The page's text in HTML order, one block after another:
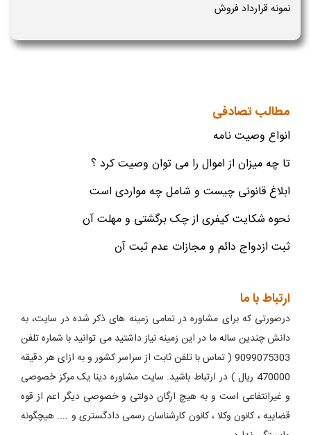
نمونه قرارداد فروش
مطالب تصادفی
انواع وصیت نامه
تا چه میزان از اموال را می توان وصیت کرد ؟
ابلاغ قانونی چیست و شامل چه مواردی است
نحوه شکایت کیفری از چک برگشتی و مهلت آن
ثبت ازدواج دائم و مجازات عدم ثبت آن
ارتباط با ما
درصورتی که برای مشاوره در تمامی زمینه های ذکر شده در سایت، به
دانش چندین ساله ما در این زمینه نیاز داشتید می توانید با شماره تلفن
9099075303 ( تماس با تلفن ثابت از سراسر کشور و به ازای هر دقیقه
470000 ریال ) در ارتباط باشید. سایت مشاوره دینا یک مرکز خصوصی
و غیرانتفاعی است و به هیچ ارگان دولتی و خصوصی دیگر اعم از قوه
قضاییه ، کانون وکلا ، کانون کارشناسان رسمی دادگستری و .... هیچگونه